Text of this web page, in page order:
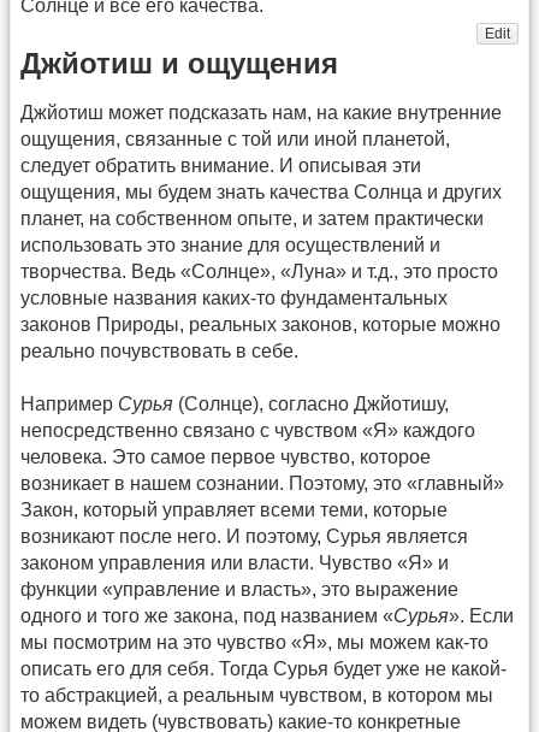
Солнце и все его качества.
Edit
Джйотиш и ощущения
Джйотиш может подсказать нам, на какие внутренние
ощущения, связанные с той или иной планетой,
следует обратить внимание. И описывая эти
ощущения, мы будем знать качества Солнца и других
планет, на собственном опыте, и затем практически
использовать это знание для осуществлений и
творчества. Ведь «Солнце», «Луна» и т.д., это просто
условные названия каких-то фундаментальных
законов Природы, реальных законов, которые можно
реально почувствовать в себе.
Например Сурья (Солнце), согласно Джйотишу,
непосредственно связано с чувством «Я» каждого
человека. Это самое первое чувство, которое
возникает в нашем сознании. Поэтому, это «главный»
Закон, который управляет всеми теми, которые
возникают после него. И поэтому, Сурья является
законом управления или власти. Чувство «Я» и
функции «управление и власть», это выражение
одного и того же закона, под названием «Сурья». Если
мы посмотрим на это чувство «Я», мы можем как-то
описать его для себя. Тогда Сурья будет уже не какой-
то абстракцией, а реальным чувством, в котором мы
можем видеть (чувствовать) какие-то конкретные